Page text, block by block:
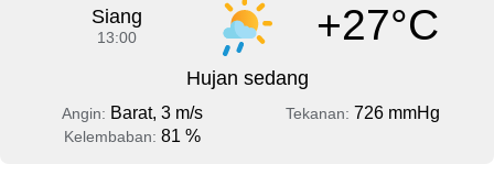
Siang
13:00 +27°C
Hujan sedang
Angin: Barat, 3 m/s Tekanan: 726 mmHg
Kelembaban: 81 %